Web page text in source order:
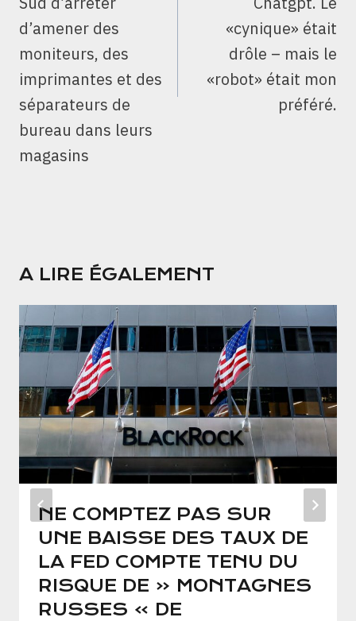
d’amener des
moniteurs, des
imprimantes et des
séparateurs de
bureau dans leurs
magasins
«cynique» était
drôle – mais le
«robot» était mon
préféré.
A LIRE ÉGALEMENT
NE COMPTEZ PAS SUR
UNE BAISSE DES TAUX DE
LA FED COMPTE TENU DU
RISQUE DE « MONTAGNES
RUSSES » DE